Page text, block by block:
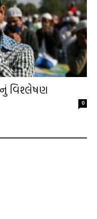
વિશ્લેષણ
0